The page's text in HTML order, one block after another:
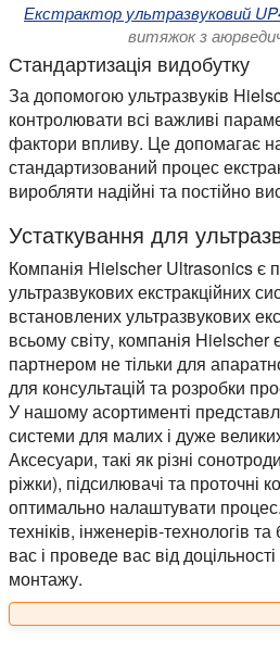
Екстрактор ультразвуковий
витяжок з
Стандартизація видобутку
За допомогою ультразвуків
контролювати всі важливі
фактори впливу. Це допомагає
стандартизований процес
виробляти надійні та постійно
Устаткування для
Компанія Hielscher Ultrasonics є
ультразвукових екстракційних
встановлених ультразвукових
всьому світу, компанія
партнером не тільки для
для консультацій та розробки
У нашому асортименті
системи для малих і дуже
Аксесуари, такі як різні
ріжки), підсилювачі та проточні
оптимально налаштувати
техніків, інженерів-технологів та
вас і проведе вас від
монтажу.